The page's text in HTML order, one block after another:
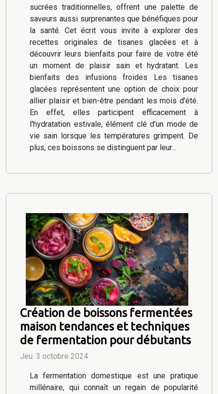
sucrées traditionnelles, offrent une palette de
saveurs aussi surprenantes que bénéfiques pour
la santé. Cet écrit vous invite à explorer des
recettes originales de tisanes glacées et à
découvrir leurs bienfaits pour faire de votre été
un moment de plaisir sain et hydratant. Les
bienfaits des infusions froides Les tisanes
glacées représentent une option de choix pour
allier plaisir et bien-être pendant les mois d'été.
En effet, elles participent efficacement à
l'hydratation estivale, élément clé d'un mode de
vie sain lorsque les températures grimpent. De
plus, ces boissons se distinguent par leur...
Création de boissons fermentées
maison tendances et techniques
de fermentation pour débutants
Jeu. 3 octobre 2024
La fermentation domestique est une pratique
millénaire, qui connaît un regain de popularité